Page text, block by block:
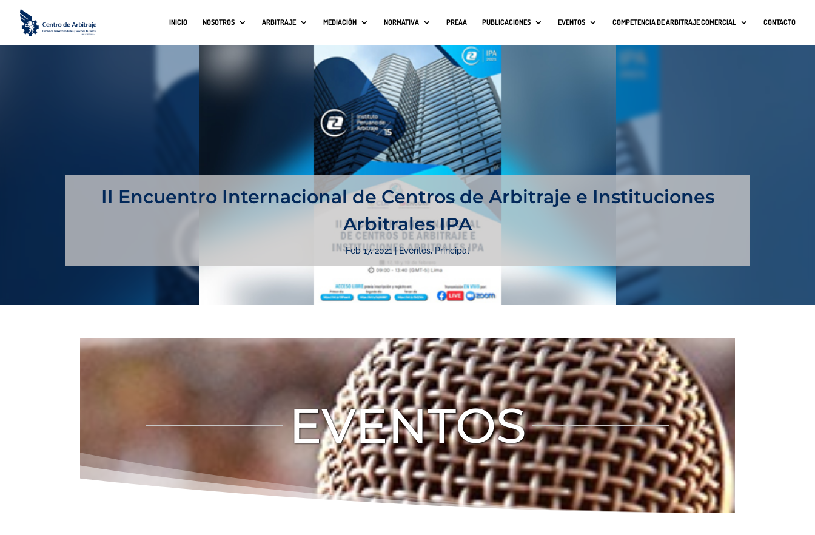
INICIO NOSOTROS ARBITRAJE MEDIACIÓN NORMATIVA PREAA PUBLICACIONES EVENTOS COMPETENCIA DE ARBITRAJE COMERCIAL CONTACTO
II Encuentro Internacional de Centros de Arbitraje e Instituciones
Arbitrales IPA
Feb 17, 2021|Eventos, Principal
EVENTOS